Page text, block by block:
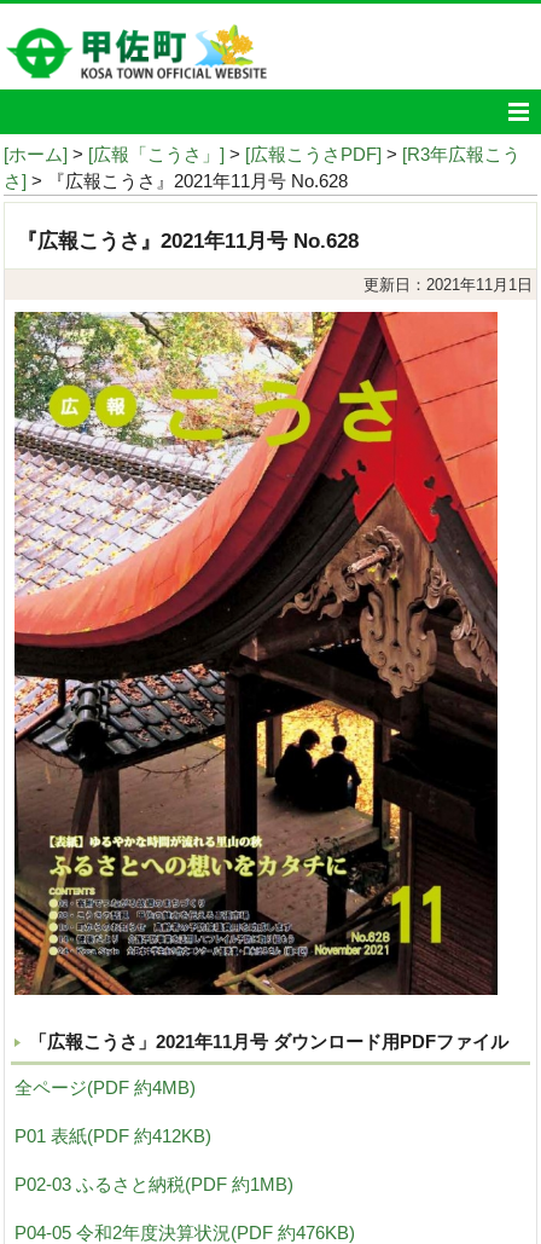
[ホーム] > [広報「こうさ」] > [広報こうさPDF] > [R3年広報こう
さ] > 『広報こうさ』2021年11月号 No.628
『広報こうさ』2021年11月号 No.628
更新日：2021年11月1日
「広報こうさ」2021年11月号 ダウンロード用PDFファイル
全ページ(PDF 約4MB)
P01 表紙(PDF 約412KB)
P02-03 ふるさと納税(PDF 約1MB)
P04-05 令和2年度決算状況(PDF 約476KB)